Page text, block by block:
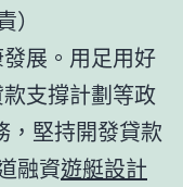
展。用足用好
款支撐計劃等政
，堅持開發貸款
融資遊艇設計